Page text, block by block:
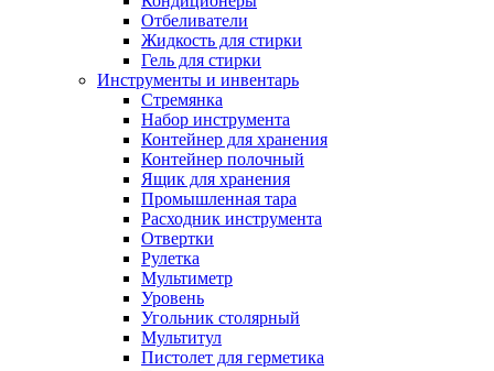
Отбеливатели
Жидкость для стирки
Гель для стирки
Инструменты и инвентарь
Стремянка
Набор инструмента
Контейнер для хранения
Контейнер полочный
Ящик для хранения
Промышленная тара
Расходник инструмента
Отвертки
Рулетка
Мультиметр
Уровень
Угольник столярный
Мультитул
Пистолет для герметика